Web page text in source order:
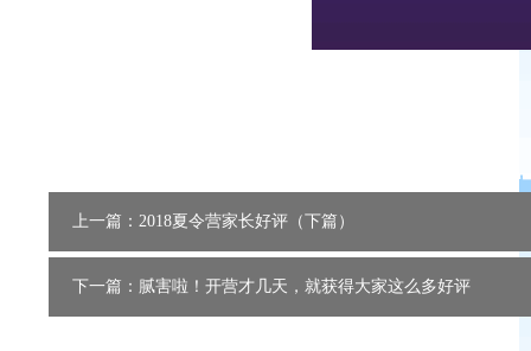
上一篇：2018夏令营家长好评（下篇）
下一篇：腻害啦！开营才几天，就获得大家这么多好评